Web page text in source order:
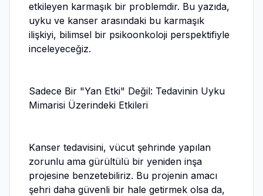
etkileyen karmaşık bir problemdir. Bu yazıda,
uyku ve kanser arasındaki bu karmaşık
ilişkiyi, bilimsel bir psikoonkoloji perspektifiyle
inceleyeceğiz.
Sadece Bir "Yan Etki" Değil: Tedavinin Uyku
Mimarisi Üzerindeki Etkileri
Kanser tedavisini, vücut şehrinde yapılan
zorunlu ama gürültülü bir yeniden inşa
projesine benzetebiliriz. Bu projenin amacı
şehri daha güvenli bir hale getirmek olsa da,